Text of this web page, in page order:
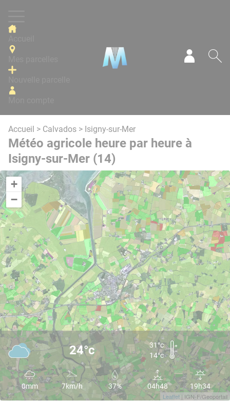
Accueil > Calvados > Isigny-sur-Mer
Météo agricole heure par heure à
Isigny-sur-Mer (14)
+
−
Leaflet | IGN-F/Geoportail
24°c
31°c
14°c
0mm 7km/h 37% 04h48 19h34